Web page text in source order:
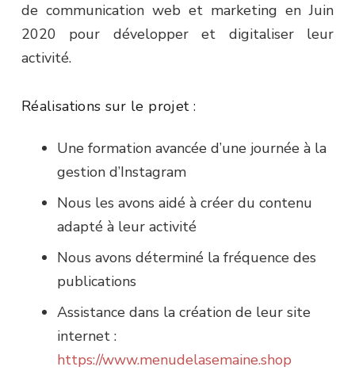
de communication web et marketing en Juin
2020 pour développer et digitaliser leur
activité.
Réalisations sur le projet :
Une formation avancée d’une journée à la
gestion d’Instagram
Nous les avons aidé à créer du contenu
adapté à leur activité
Nous avons déterminé la fréquence des
publications
Assistance dans la création de leur site
internet :
https://www.menudelasemaine.shop